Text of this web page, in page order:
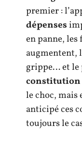
premier :
dépenses
en panne,
augmentent,
grippe… et le
constitution
le choc,
anticipé ces
toujours le